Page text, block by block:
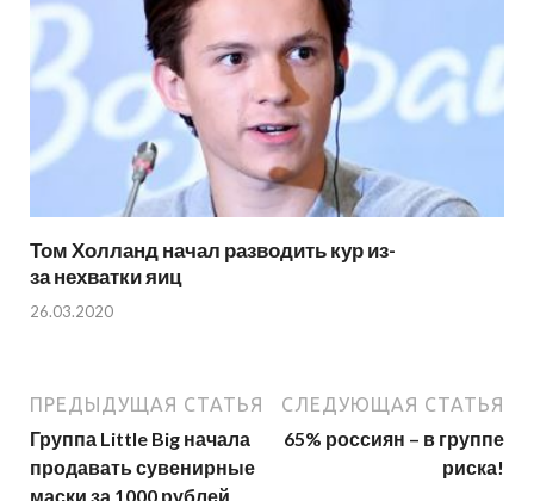
Том Холланд начал разводить кур из-
за нехватки яиц
26.03.2020
ПРЕДЫДУЩАЯ СТАТЬЯ
Группа Little Big начала
продавать сувенирные
маски за 1000 рублей
СЛЕДУЮЩАЯ СТАТЬЯ
65% россиян – в группе
риска!